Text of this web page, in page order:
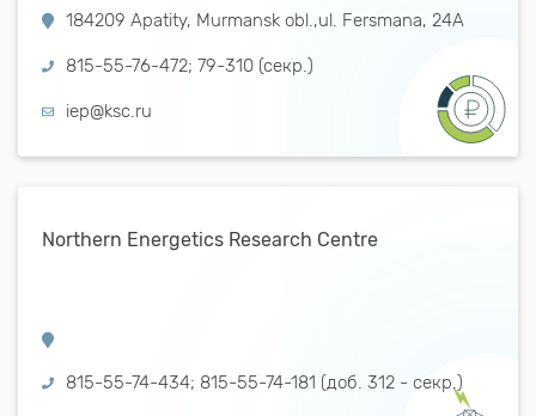
184209 Apatity, Murmansk obl.,ul. Fersmana, 24А
815-55-76-472; 79-310 (секр.)
iep@ksc.ru
Northern Energetics Research Centre
815-55-74-434; 815-55-74-181 (доб. 312 - секр.)